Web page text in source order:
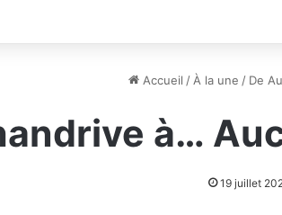
Accueil / À la une / De
à…
19 juillet